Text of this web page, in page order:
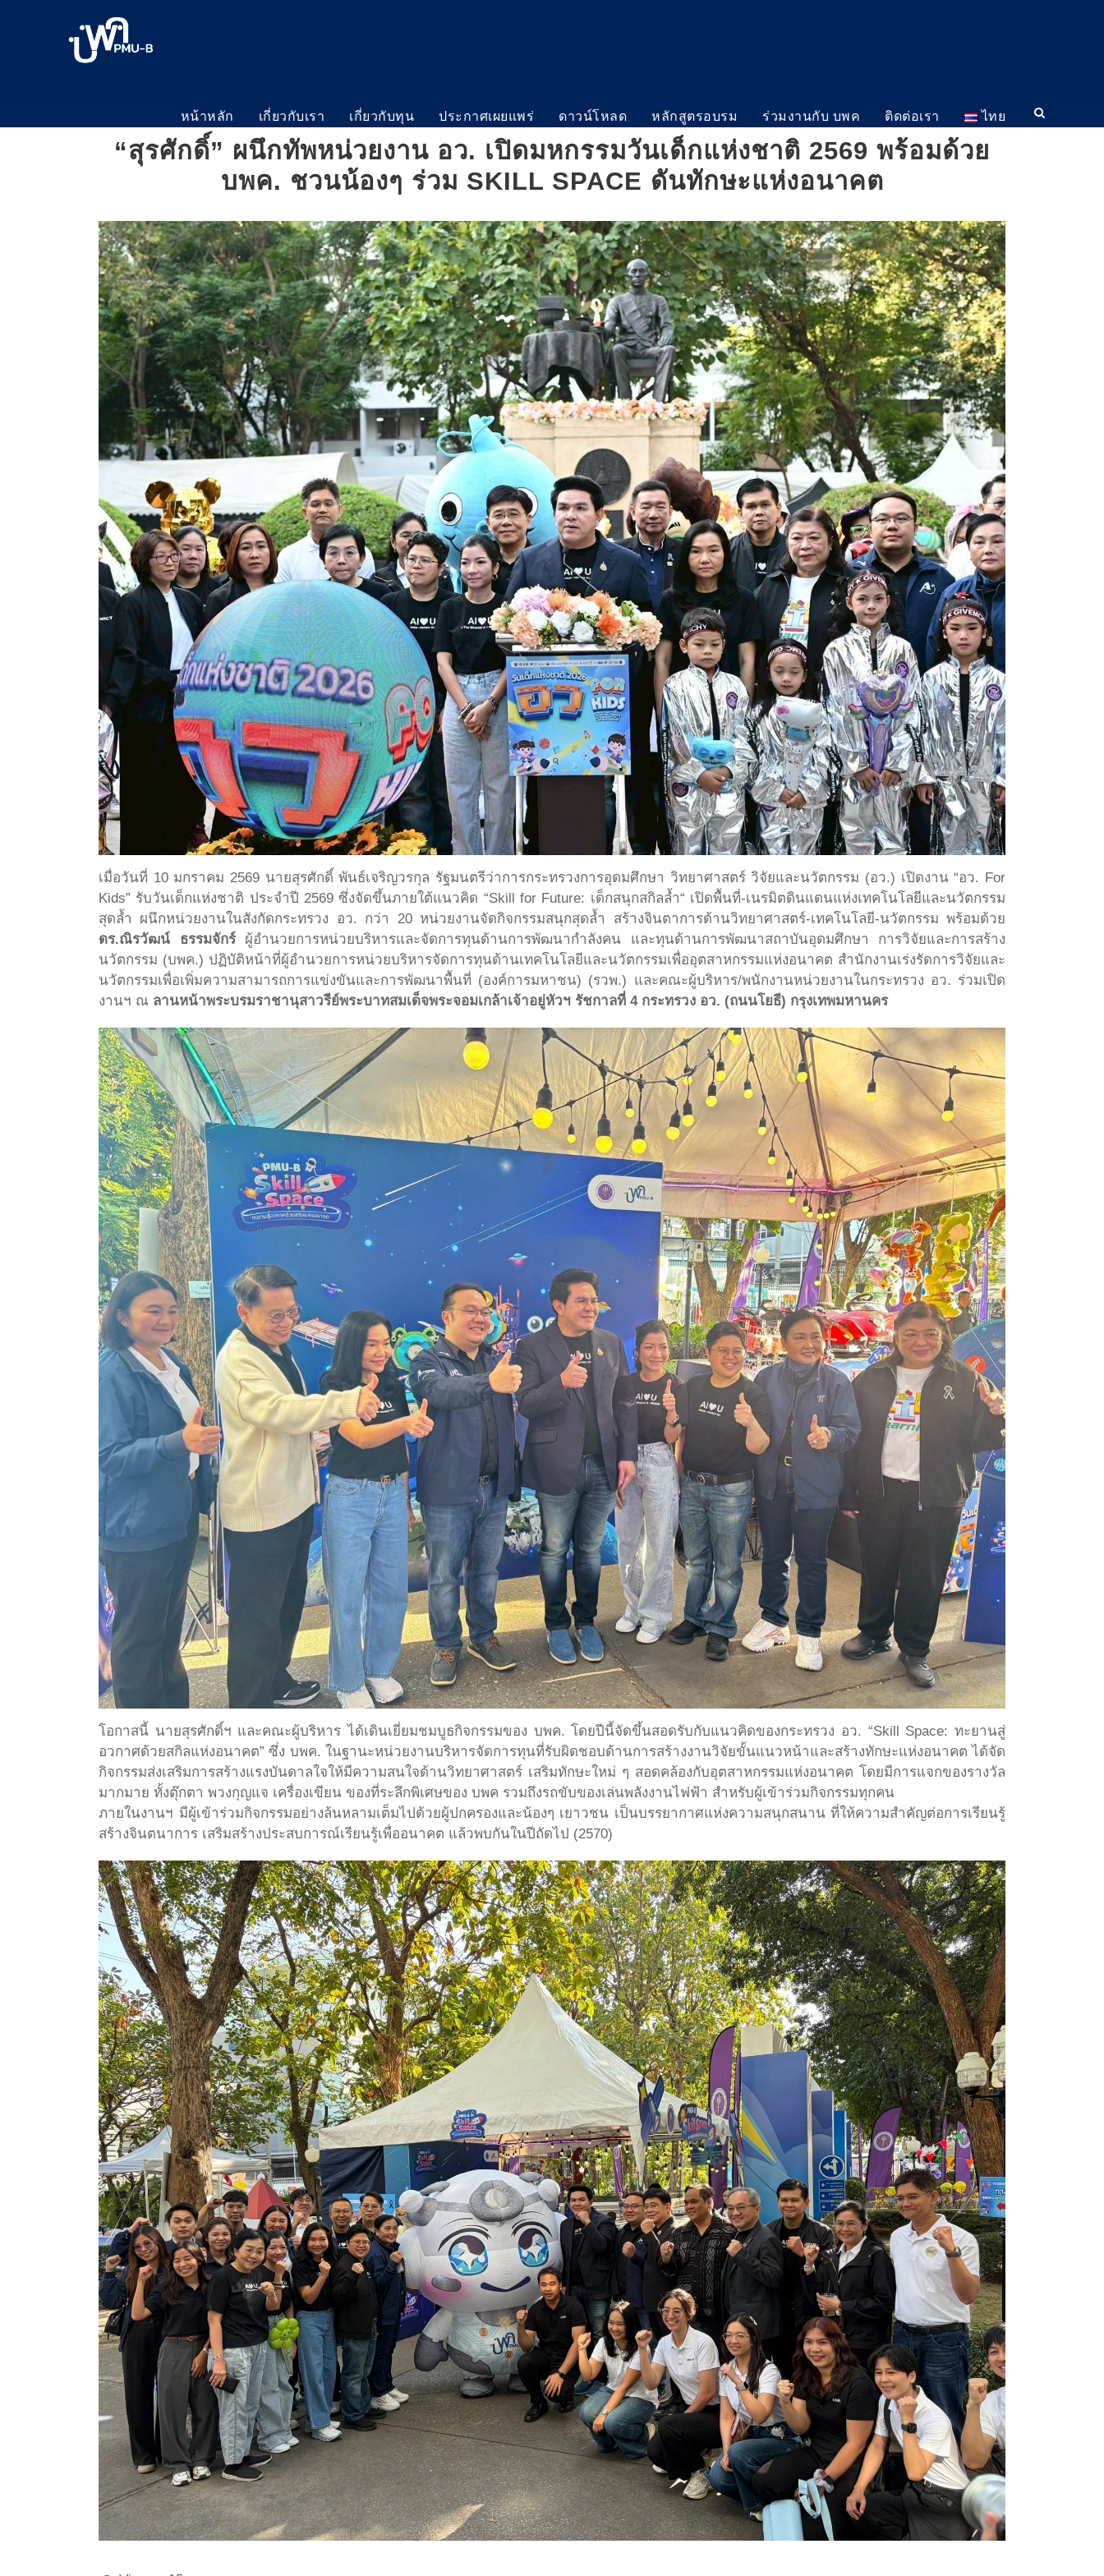
หน้าหลัก เกี่ยวกับเรา เกี่ยวกับทุน ประกาศเผยแพร่ ดาวน์โหลด หลักสูตรอบรม ร่วมงานกับ บพค ติดต่อเรา ไทย
“สุรศักดิ์” ผนึกทัพหน่วยงาน อว. เปิดมหกรรมวันเด็กแห่งชาติ 2569 พร้อมด้วย
บพค. ชวนน้องๆ ร่วม SKILL SPACE ดันทักษะแห่งอนาคต
เมื่อวันที่ 10 มกราคม 2569 นายสุรศักดิ์ พันธ์เจริญวรกุล รัฐมนตรีว่าการกระทรวงการอุดมศึกษา วิทยาศาสตร์ วิจัยและนวัตกรรม (อว.) เปิดงาน “อว. For
Kids” รับวันเด็กแห่งชาติ ประจำปี 2569 ซึ่งจัดขึ้นภายใต้แนวคิด “Skill for Future: เด็กสนุกสกิลล้ำ“ เปิดพื้นที่-เนรมิตดินแดนแห่งเทคโนโลยีและนวัตกรรม
สุดล้ำ ผนึกหน่วยงานในสังกัดกระทรวง อว. กว่า 20 หน่วยงานจัดกิจกรรมสนุกสุดล้ำ สร้างจินตาการด้านวิทยาศาสตร์-เทคโนโลยี-นวัตกรรม พร้อมด้วย
ดร.ณิรวัฒน์ ธรรมจักร์ผู้อำนวยการหน่วยบริหารและจัดการทุนด้านการพัฒนากำลังคน และทุนด้านการพัฒนาสถาบันอุดมศึกษา การวิจัยและการสร้าง
นวัตกรรม (บพค.) ปฏิบัติหน้าที่ผู้อำนวยการหน่วยบริหารจัดการทุนด้านเทคโนโลยีและนวัตกรรมเพื่ออุตสาหกรรมแห่งอนาคต สำนักงานเร่งรัดการวิจัยและ
นวัตกรรมเพื่อเพิ่มความสามารถการแข่งขันและการพัฒนาพื้นที่ (องค์การมหาชน) (รวพ.) และคณะผู้บริหาร/พนักงานหน่วยงานในกระทรวง อว. ร่วมเปิด
งานฯ ณ ลานหน้าพระบรมราชานุสาวรีย์พระบาทสมเด็จพระจอมเกล้าเจ้าอยู่หัวฯ รัชกาลที่ 4 กระทรวง อว. (ถนนโยธี) กรุงเทพมหานคร
โอกาสนี้ นายสุรศักดิ์ฯ และคณะผู้บริหาร ได้เดินเยี่ยมชมบูธกิจกรรมของ บพค. โดยปีนี้จัดขึ้นสอดรับกับแนวคิดของกระทรวง อว. “Skill Space: ทะยานสู่
อวกาศด้วยสกิลแห่งอนาคต” ซึ่ง บพค. ในฐานะหน่วยงานบริหารจัดการทุนที่รับผิดชอบด้านการสร้างงานวิจัยขั้นแนวหน้าและสร้างทักษะแห่งอนาคต ได้จัด
กิจกรรมส่งเสริมการสร้างแรงบันดาลใจให้มีความสนใจด้านวิทยาศาสตร์ เสริมทักษะใหม่ ๆ สอดคล้องกับอุตสาหกรรมแห่งอนาคต โดยมีการแจกของรางวัล
มากมาย ทั้งตุ๊กตา พวงกุญแจ เครื่องเขียน ของที่ระลึกพิเศษของ บพค รวมถึงรถขับของเล่นพลังงานไฟฟ้า สำหรับผู้เข้าร่วมกิจกรรมทุกคน
ภายในงานฯ มีผู้เข้าร่วมกิจกรรมอย่างล้นหลามเต็มไปด้วยผู้ปกครองและน้องๆ เยาวชน เป็นบรรยากาศแห่งความสนุกสนาน ที่ให้ความสำคัญต่อการเรียนรู้
สร้างจินตนาการ เสริมสร้างประสบการณ์เรียนรู้เพื่ออนาคต แล้วพบกันในปีถัดไป (2570)